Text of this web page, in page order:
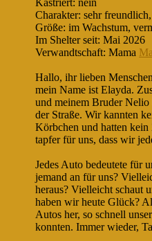
Charakter: sehr
Größe: im Wachstum,
Im Shelter seit: Mai 2026
Verwandtschaft: Mama
Hallo, ihr lieben
mein Name ist Elayda.
und meinem Bruder
der Straße. Wir kannten
Körbchen und hatten
tapfer für uns, dass wir
Jedes Auto bedeutete für
jemand an für uns?
heraus? Vielleicht schaut
haben wir heute Glück?
Autos her, so schnell
konnten. Immer wieder,